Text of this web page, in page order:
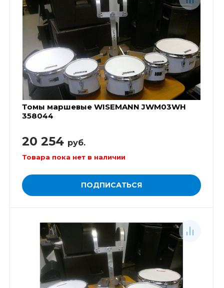
Томы маршевые WISEMANN JWM03WH
358044
20 254 руб.
Товара пока нет в наличии
ПОДПИСАТЬСЯ